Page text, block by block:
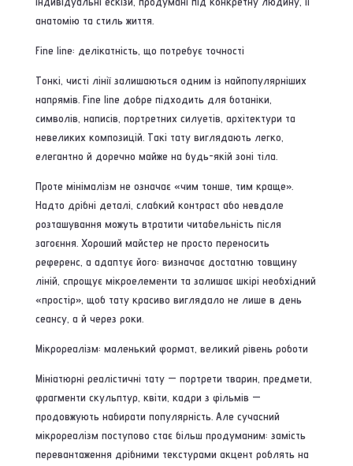
анатомію та стиль життя.
Fine line: делікатність, що потребує точності
Тонкі, чисті лінії залишаються одним із найпопулярніших
напрямів. Fine line добре підходить для ботаніки,
символів, написів, портретних силуетів, архітектури та
невеликих композицій. Такі тату виглядають легко,
елегантно й доречно майже на будь-якій зоні тіла.
Проте мінімалізм не означає «чим тонше, тим краще».
Надто дрібні деталі, слабкий контраст або невдале
розташування можуть втратити читабельність після
загоєння. Хороший майстер не просто переносить
референс, а адаптує його: визначає достатню товщину
ліній, спрощує мікроелементи та залишає шкірі необхідний
«простір», щоб тату красиво виглядало не лише в день
сеансу, а й через роки.
Мікрореалізм: маленький формат, великий рівень роботи
Мініатюрні реалістичні тату — портрети тварин, предмети,
фрагменти скульптур, квіти, кадри з фільмів —
продовжують набирати популярність. Але сучасний
мікрореалізм поступово стає більш продуманим: замість
перевантаження дрібними текстурами акцент роблять на